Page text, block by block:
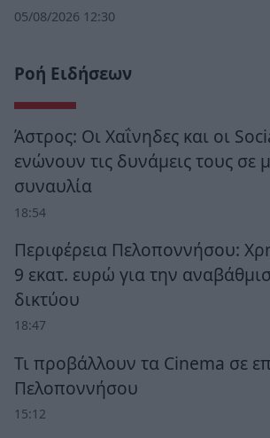
05/08/2026 12:30
Ροή Ειδήσεων
Άστρος: Οι Χαΐνηδες και οι
ενώνουν τις δυνάμεις τους σε
συναυλία
18:54
Περιφέρεια Πελοποννήσου:
9 εκατ. ευρώ για την
δικτύου
18:47
Τι προβάλλουν τα Cinema σε
Πελοποννήσου
15:12